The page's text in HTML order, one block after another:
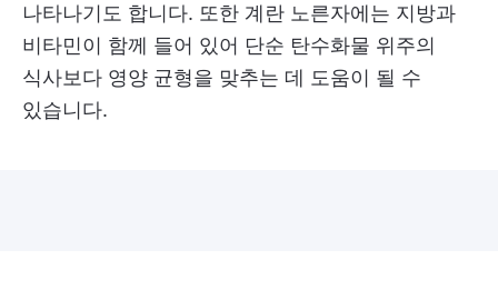
나타나기도 합니다. 또한 계란 노른자에는 지방과
비타민이 함께 들어 있어 단순 탄수화물 위주의
식사보다 영양 균형을 맞추는 데 도움이 될 수
있습니다.